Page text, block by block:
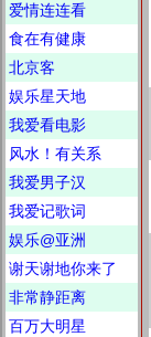
爱情连连看
食在有健康
北京客
娱乐星天地
我爱看电影
风水！有关系
我爱男子汉
我爱记歌词
娱乐@亚洲
谢天谢地你来了
非常静距离
百万大明星